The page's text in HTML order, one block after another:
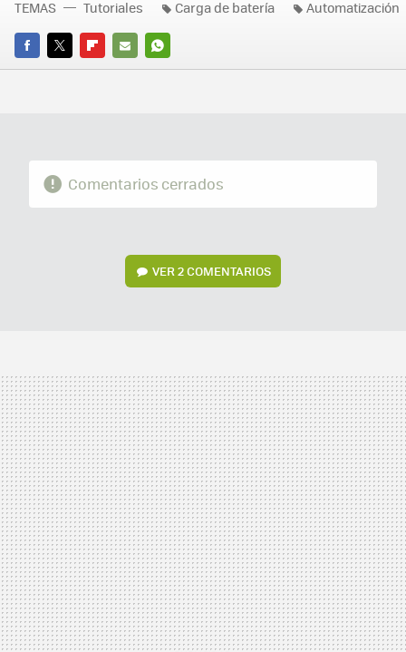
FACEBOOK
TWITTERFLIPBOARD
E-
WHATSAPP
TEMAS Tutoriales Carga de batería Automatización
Comentarios cerrados
VER2 COMENTARIOS